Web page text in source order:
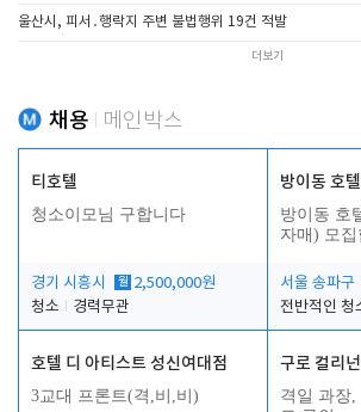
울산시, 피서․행락지 주변 불법행위 19건 적발
더보기
채용 메인박스
티호텔
청소이모님 구합니다
경기 시흥시 월 2,500,000원
청소
경력무관
방이동 호
방이동 호
자매) 모집
서울 송파구
호텔 디 아티스트 성신여대점
3교대 프론트(격,비,비)
구로 컬리
격일 과장,